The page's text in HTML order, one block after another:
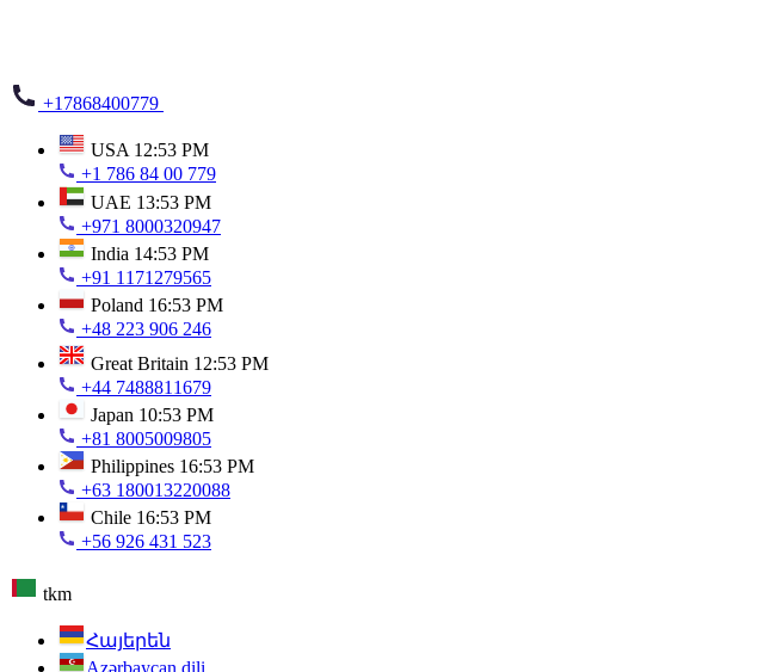
+17868400779
USA 12:53 PM
+1 786 84 00 779
UAE 13:53 PM
+971 8000320947
India 14:53 PM
+91 1171279565
Poland 16:53 PM
+48 223 906 246
Great Britain 12:53 PM
+44 7488811679
Japan 10:53 PM
+81 8005009805
Philippines 16:53 PM
+63 180013220088
Chile 16:53 PM
+56 926 431 523
tkm
Հայերեն
Azərbaycan dili